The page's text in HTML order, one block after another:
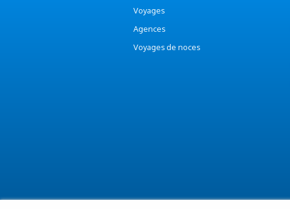
Voyages
Agences
Voyages de noces